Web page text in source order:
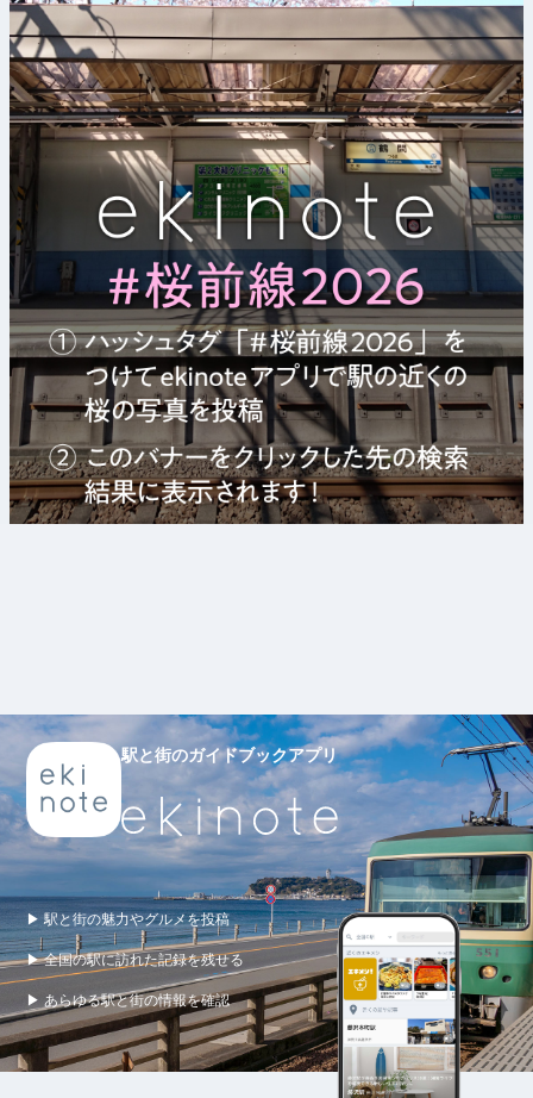
駅と街のガイドブックアプリ
▶ 駅と街の魅力やグルメを投稿
▶ 全国の駅に訪れた記録を残せる
▶ あらゆる駅と街の情報を確認